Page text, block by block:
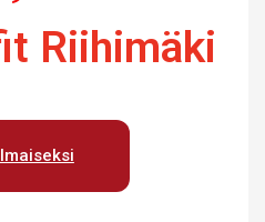
Riihimäki